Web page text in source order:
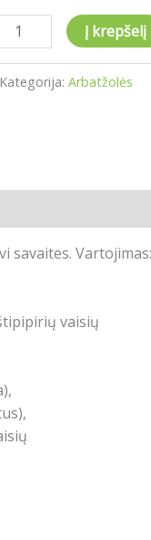
Į krepšelį
Kategorija:Arbatžolės
savaites.
vaisių